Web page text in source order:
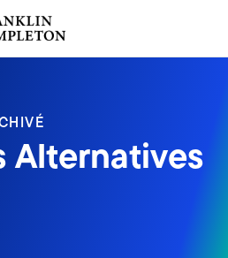
Alternatives